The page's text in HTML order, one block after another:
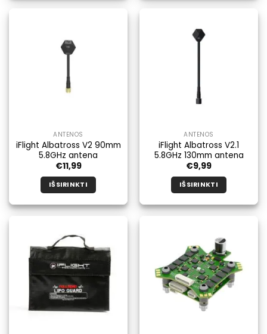
ANTENOS
iFlight Albatross V2 90mm
5.8GHz antena
€11,99
IŠSIRINKTI
produktas
kelis
variantus.
Galimybe
galite
pasirinkti
produkto
puslapyje.
ANTENOS
iFlight Albatross V2.1
5.8GHz 130mm antena
€9,99
IŠSIRINKTI
produktas
variantus.
Galimybe
galite
pasirinkti
produkto
puslapyje.